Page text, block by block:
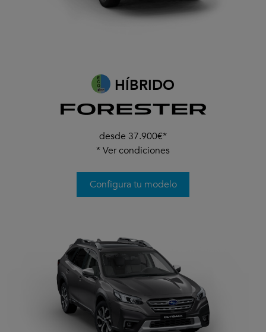
HÍBRIDO
desde 37.900€*
*Ver condiciones
Configura tu modelo